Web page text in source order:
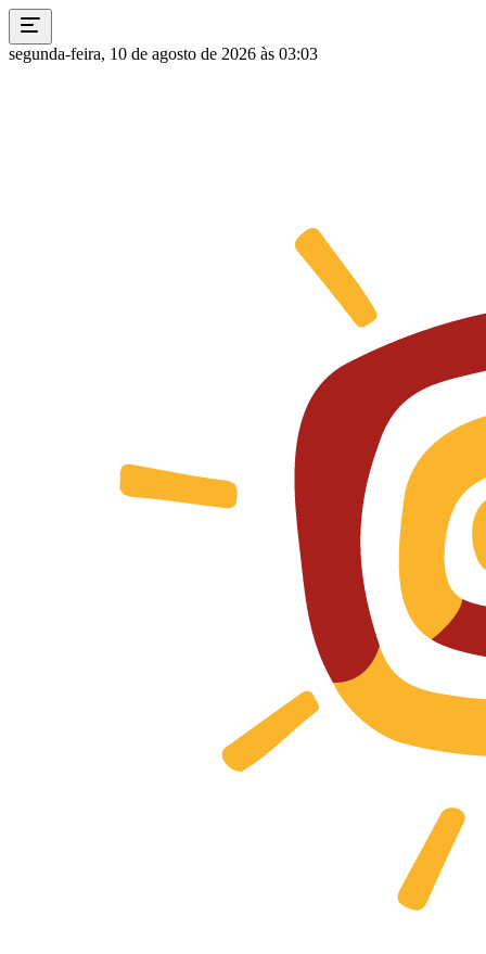
segunda-feira, 10 de agosto de 2026 às 03:03